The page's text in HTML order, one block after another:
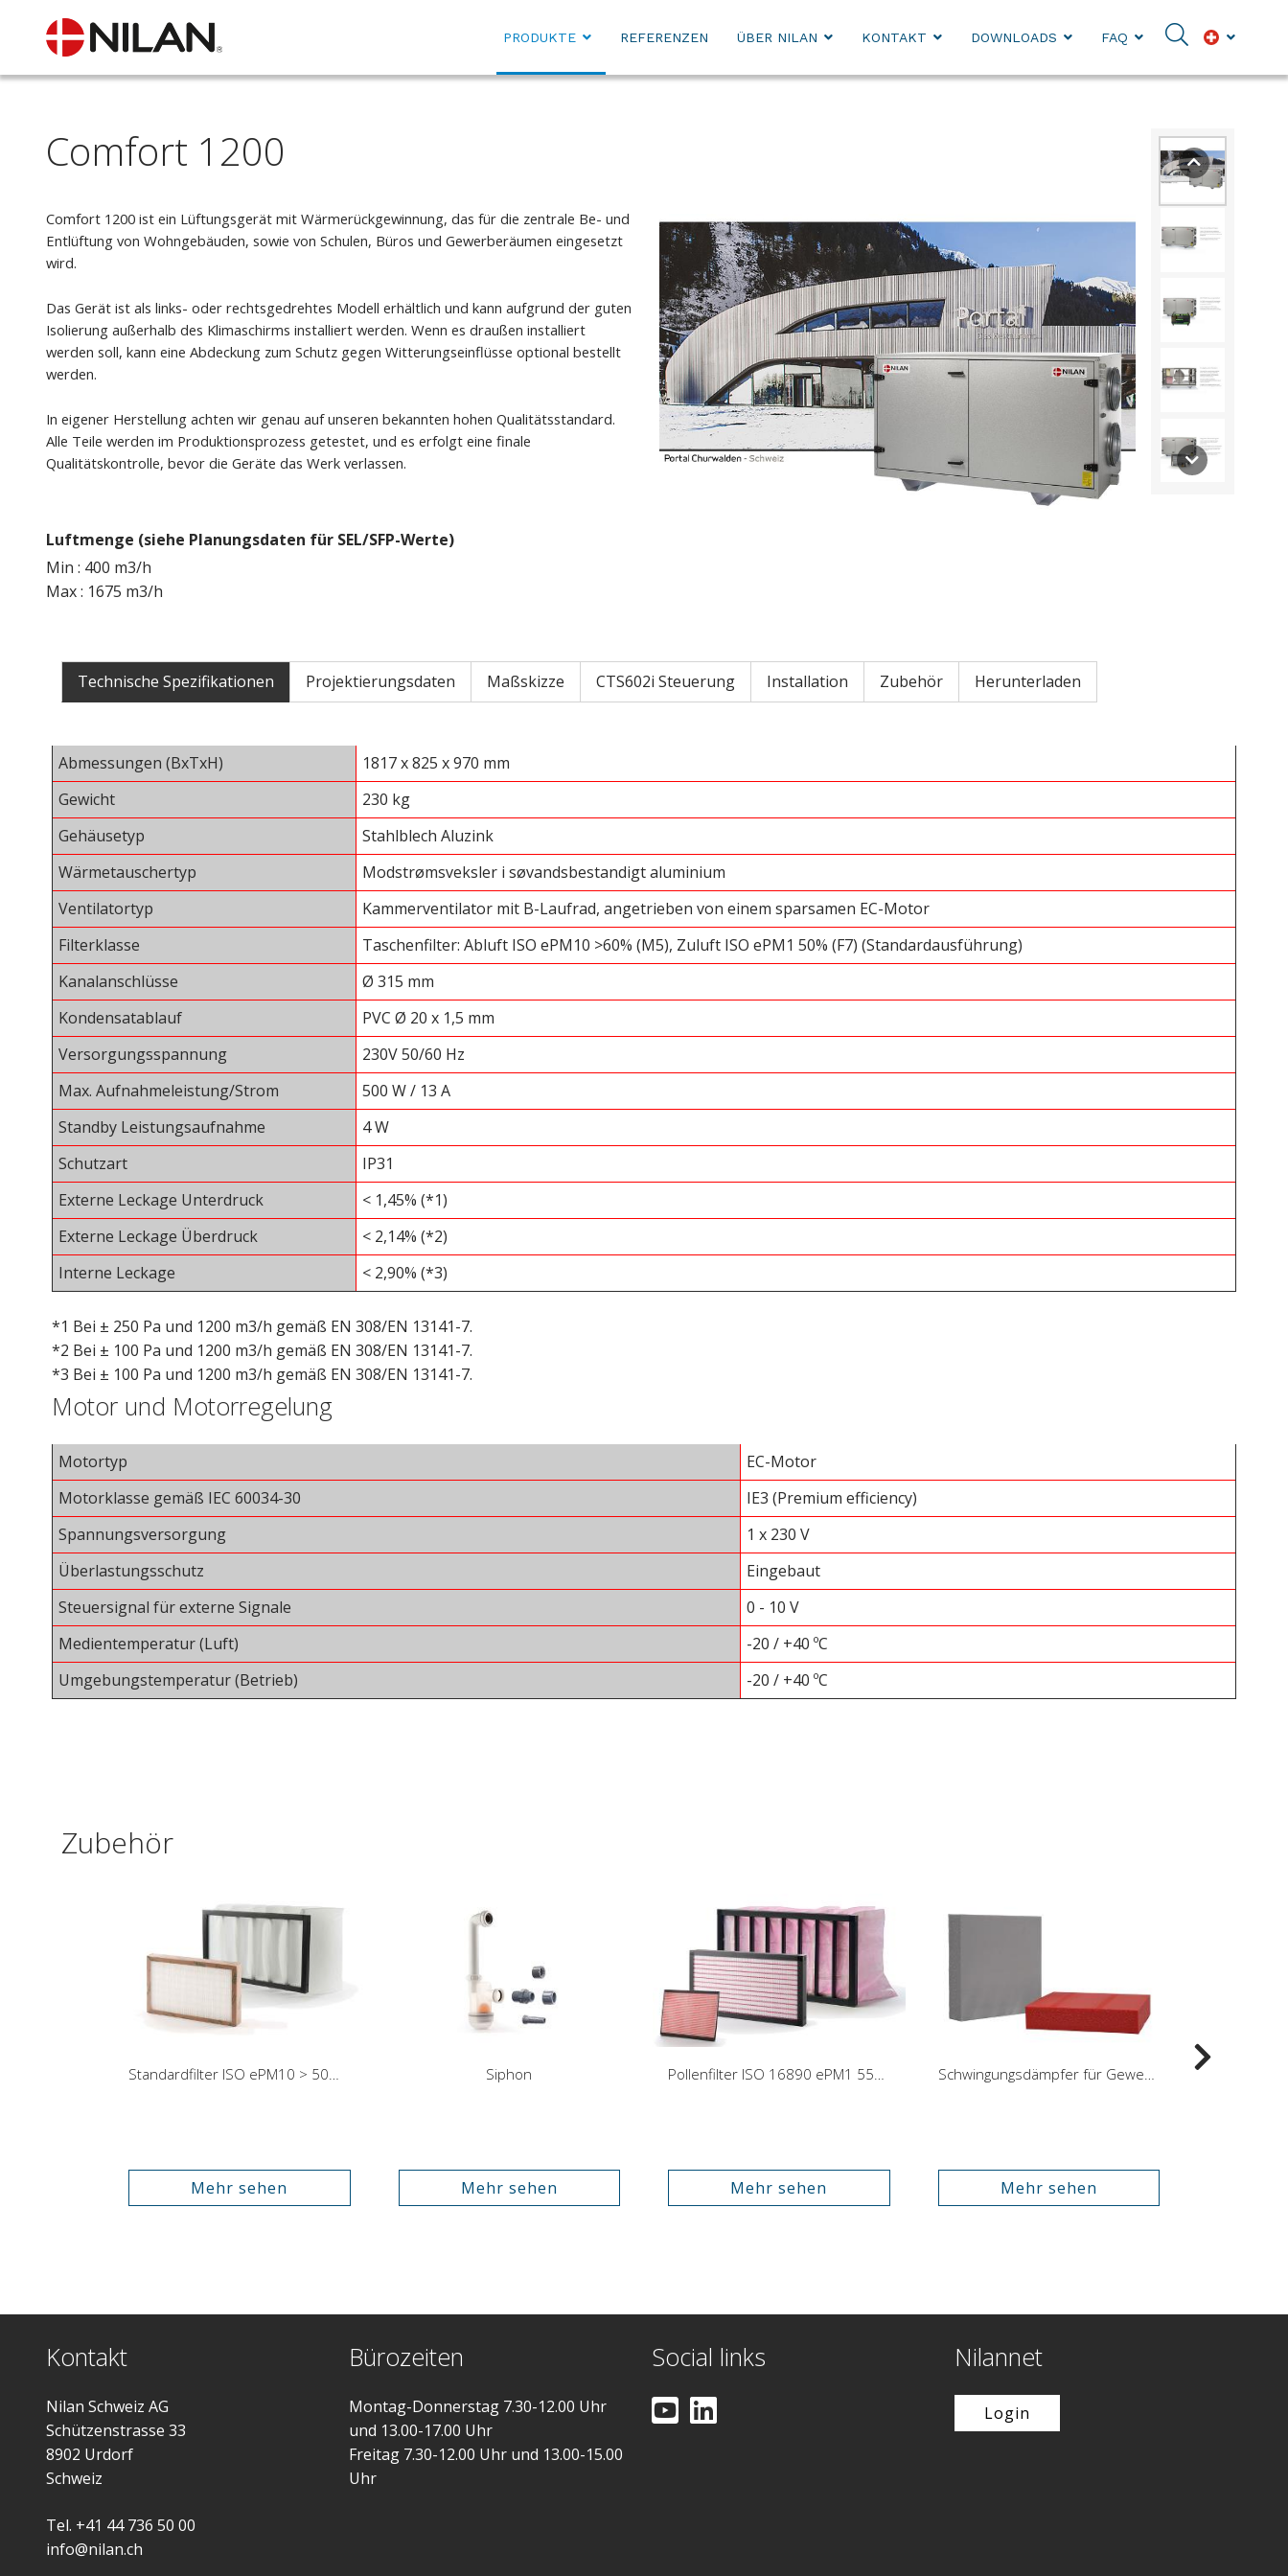
PRODUKTE REFERENZEN ÜBER NILAN KONTAKT DOWNLOADS FAQ
Comfort 1200
Comfort 1200 ist ein Lüftungsgerät mit Wärmerückgewinnung, das für die zentrale Be- und
Entlüftung von Wohngebäuden, sowie von Schulen, Büros und Gewerberäumen eingesetzt
wird.
Das Gerät ist als links- oder rechtsgedrehtes Modell erhältlich und kann aufgrund der guten
Isolierung außerhalb des Klimaschirms installiert werden. Wenn es draußen installiert
werden soll, kann eine Abdeckung zum Schutz gegen Witterungseinflüsse optional bestellt
werden.
In eigener Herstellung achten wir genau auf unseren bekannten hohen Qualitätsstandard.
Alle Teile werden im Produktionsprozess getestet, und es erfolgt eine finale
Qualitätskontrolle, bevor die Geräte das Werk verlassen.
Luftmenge (siehe Planungsdaten für SEL/SFP-Werte)
Min : 400 m3/h
Max : 1675 m3/h
Technische Spezifikationen Projektierungsdaten Maßskizze CTS602i Steuerung Installation Zubehör Herunterladen
Abmessungen (BxTxH)
1817 x 825 x 970 mm
Gewicht
230 kg
Gehäusetyp
Stahlblech Aluzink
Wärmetauschertyp
Modstrømsveksler i søvandsbestandigt aluminium
Ventilatortyp
Kammerventilator mit B-Laufrad, angetrieben von einem sparsamen EC-Motor
Filterklasse
Taschenfilter: Abluft ISO ePM10 >60% (M5), Zuluft ISO ePM1 50% (F7) (Standardausführung)
Kanalanschlüsse
Ø 315 mm
Kondensatablauf
PVC Ø 20 x 1,5 mm
Versorgungsspannung
230V 50/60 Hz
Max. Aufnahmeleistung/Strom
500 W / 13 A
Standby Leistungsaufnahme
4 W
Schutzart
IP31
Externe Leckage Unterdruck
< 1,45% (*1)
Externe Leckage Überdruck
< 2,14% (*2)
Interne Leckage
< 2,90% (*3)
*1 Bei ± 250 Pa und 1200 m3/h gemäß EN 308/EN 13141-7.
*2 Bei ± 100 Pa und 1200 m3/h gemäß EN 308/EN 13141-7.
*3 Bei ± 100 Pa und 1200 m3/h gemäß EN 308/EN 13141-7.
Motor und Motorregelung
Motortyp
EC-Motor
Motorklasse gemäß IEC 60034-30
IE3 (Premium efficiency)
Spannungsversorgung
1 x 230 V
Überlastungsschutz
Eingebaut
Steuersignal für externe Signale
0 - 10 V
Medientemperatur (Luft)
-20 / +40 ºC
Umgebungstemperatur (Betrieb)
-20 / +40 ºC
Zubehör
Mehr sehen
Siphon
Mehr sehen Mehr sehen Mehr sehen
Kontakt
Nilan Schweiz AG
Schützenstrasse 33
8902 Urdorf
Schweiz
Tel. +41 44 736 50 00
info@nilan.ch
Bürozeiten
Montag-Donnerstag 7.30-12.00 Uhr
und 13.00-17.00 Uhr
Freitag 7.30-12.00 Uhr und 13.00-15.00
Uhr
Social links Nilannet
Login